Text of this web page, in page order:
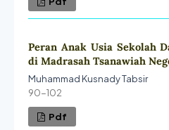
Peran Anak Usia Sekolah
di Madrasah Tsanawiah
Muhammad Kusnady Tabsir
90-102
Pdf